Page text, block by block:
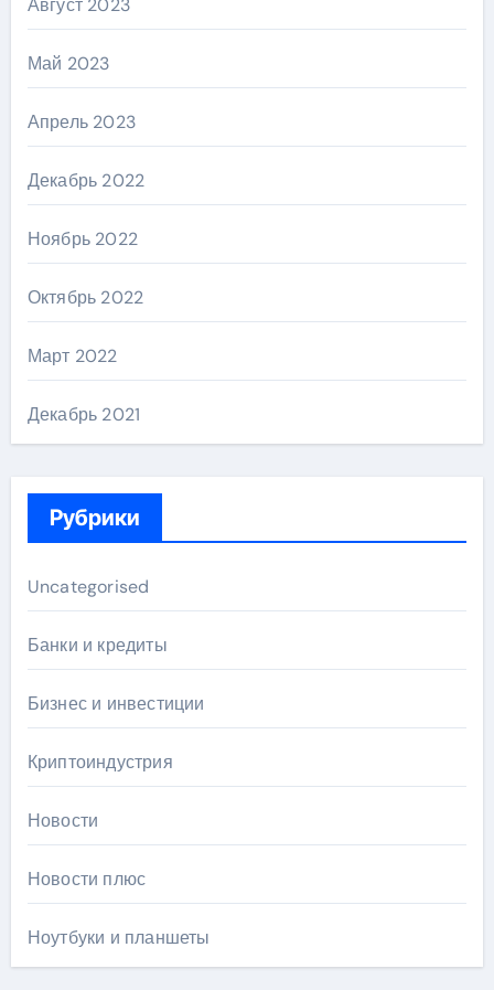
Август 2023
Май 2023
Апрель 2023
Декабрь 2022
Ноябрь 2022
Октябрь 2022
Март 2022
Декабрь 2021
Рубрики
Uncategorised
Банки и кредиты
Бизнес и инвестиции
Криптоиндустрия
Новости
Новости плюс
Ноутбуки и планшеты